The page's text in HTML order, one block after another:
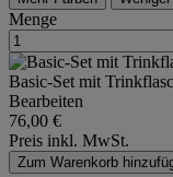
Menge
Basic-Set mit
Bearbeiten
76,00 €
Preis inkl. MwSt.
Zum Warenkorb